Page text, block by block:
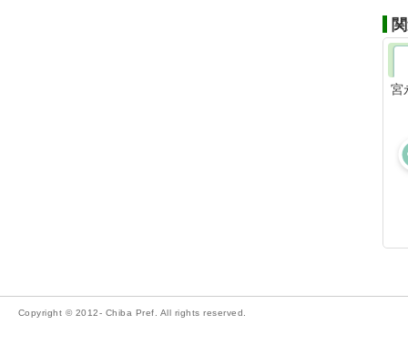
宮
Copyright © 2012- Chiba Pref. All rights reserved.